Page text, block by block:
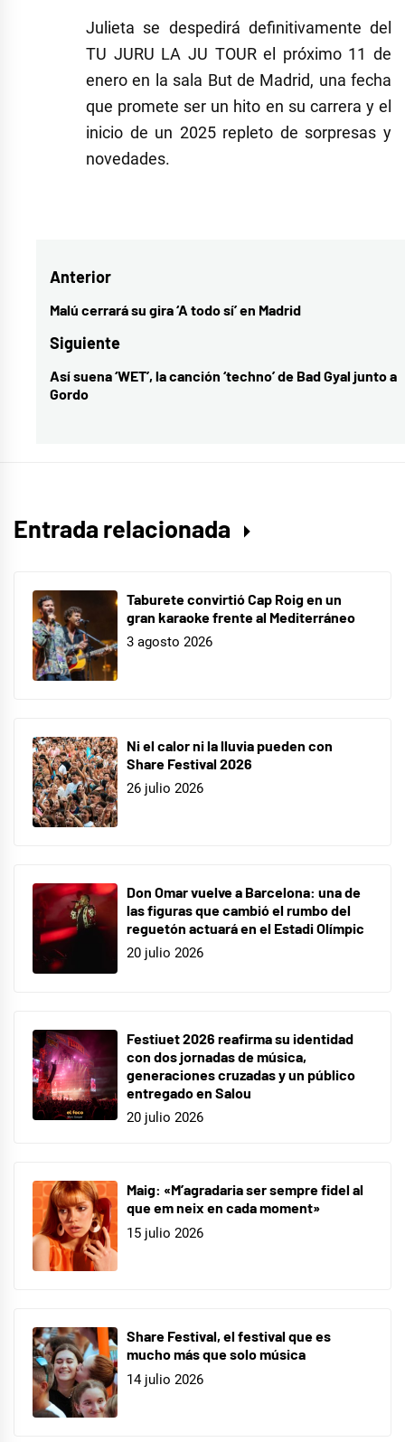
Julieta se despedirá definitivamente del
TU JURU LA JU TOUR el próximo 11 de
enero en la sala But de Madrid, una fecha
que promete ser un hito en su carrera y el
inicio de un 2025 repleto de sorpresas y
novedades.
Navegación
de
entradas
Anterior
Entrada
anterior:
Malú cerrará su gira ‘A todo sí’ en Madrid
Siguiente
Entrada
siguiente:
Así suena ‘WET’, la canción ‘techno’ de Bad Gyal junto a
Gordo
Entrada relacionada
Taburete convirtió Cap Roig en un
gran karaoke frente al Mediterráneo
3 agosto 2026
Ni el calor ni la lluvia pueden con
Share Festival 2026
26 julio 2026
Don Omar vuelve a Barcelona: una de
las figuras que cambió el rumbo del
reguetón actuará en el Estadi Olímpic
20 julio 2026
Festiuet 2026 reafirma su identidad
con dos jornadas de música,
generaciones cruzadas y un público
entregado en Salou
20 julio 2026
Maig: «M’agradaria ser sempre fidel al
que em neix en cada moment»
15 julio 2026
Share Festival, el festival que es
mucho más que solo música
14 julio 2026